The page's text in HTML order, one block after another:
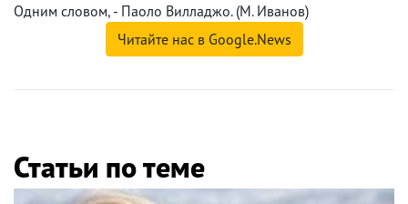
Одним словом, - Паоло Вилладжо. (М. Иванов)
Читайте нас в Google.News
Статьи по теме